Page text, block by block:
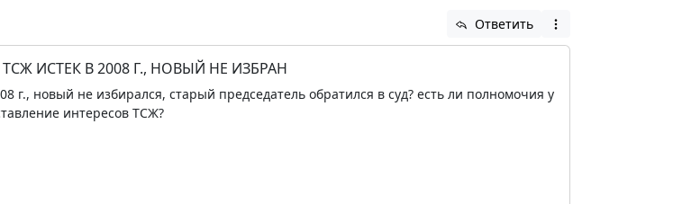
Ответить
ИСТЕК В 2008 Г., НОВЫЙ НЕ ИЗБРАН
г., новый не избирался, старый председатель обратился в суд? есть ли полномочия у
интересов ТСЖ?